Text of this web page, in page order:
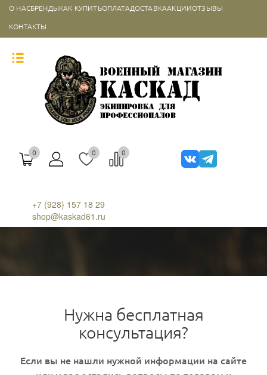
О НАСБРЕНДЫКАК КУПИТЬОПЛАТАДОСТАВКААКЦИИОТЗЫВЫ
КОНТАКТЫ
0 0 0
+7 (928) 157 18 29
shop@kaskad61.ru
Нужна бесплатная
консультация?